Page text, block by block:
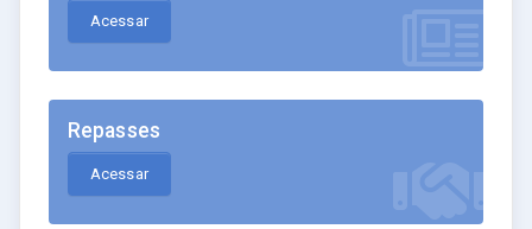
Acessar
Repasses
Acessar